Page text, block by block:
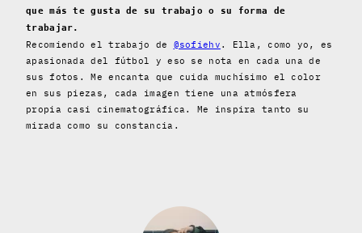
que más te gusta de su trabajo o su forma de
trabajar.
Recomiendo el trabajo de @sofiehv . Ella, como yo, es
apasionada del fútbol y eso se nota en cada una de
sus fotos. Me encanta que cuida muchísimo el color
en sus piezas, cada imagen tiene una atmósfera
propia casi cinematográfica. Me inspira tanto su
mirada como su constancia.